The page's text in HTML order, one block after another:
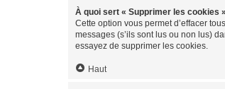
À quoi sert « Supprimer les cookies
Cette option vous permet d’effacer
messages (s’ils sont lus ou non lus)
essayez de supprimer les cookies.
Haut